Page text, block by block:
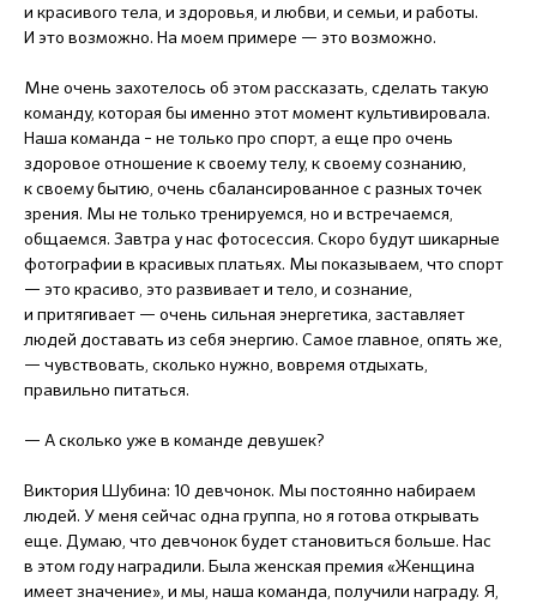
и красивого тела, и здоровья, и любви, и семьи, и работы.
И это возможно. На моем примере — это возможно.
Мне очень захотелось об этом рассказать, сделать такую
команду, которая бы именно этот момент культивировала.
Наша команда – не только про спорт, а еще про очень
здоровое отношение к своему телу, к своему сознанию,
к своему бытию, очень сбалансированное с разных точек
зрения. Мы не только тренируемся, но и встречаемся,
общаемся. Завтра у нас фотосессия. Скоро будут шикарные
фотографии в красивых платьях. Мы показываем, что спорт
— это красиво, это развивает и тело, и сознание,
и притягивает — очень сильная энергетика, заставляет
людей доставать из себя энергию. Самое главное, опять же,
— чувствовать, сколько нужно, вовремя отдыхать,
правильно питаться.
— А сколько уже в команде девушек?
Виктория Шубина: 10 девчонок. Мы постоянно набираем
людей. У меня сейчас одна группа, но я готова открывать
еще. Думаю, что девчонок будет становиться больше. Нас
в этом году наградили. Была женская премия «Женщина
имеет значение», и мы, наша команда, получили награду. Я,